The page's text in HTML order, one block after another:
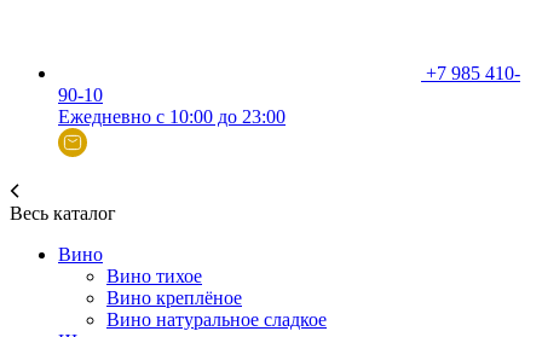
+7 985 410-
90-10
Ежедневно с 10:00 до 23:00
Весь каталог
Вино
Вино тихое
Вино креплёное
Вино натуральное сладкое